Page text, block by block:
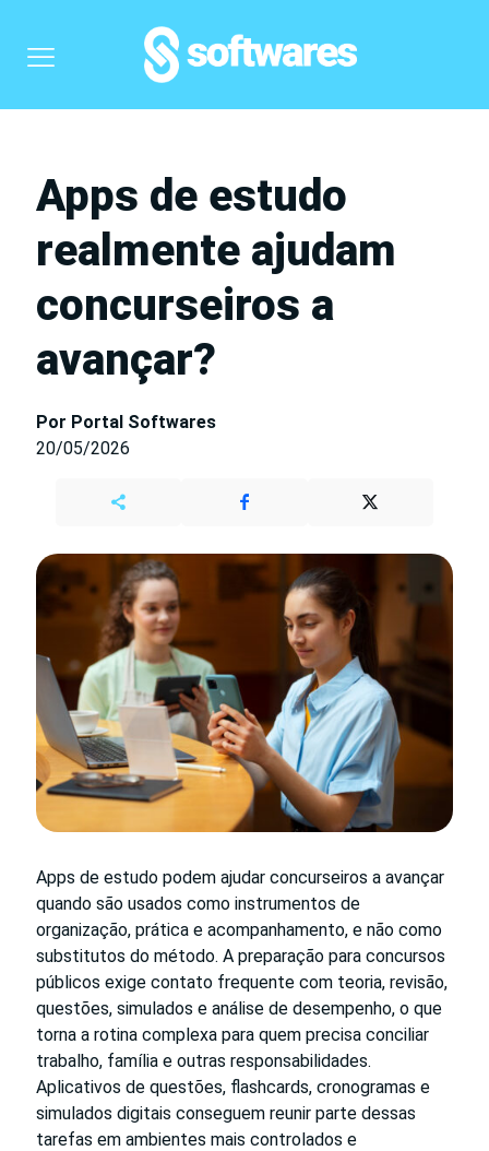
Apps de estudo
realmente ajudam
concurseiros a
avançar?
Por Portal Softwares
20/05/2026
Apps de estudo podem ajudar concurseiros a avançar
quando são usados como instrumentos de
organização, prática e acompanhamento, e não como
substitutos do método. A preparação para concursos
públicos exige contato frequente com teoria, revisão,
questões, simulados e análise de desempenho, o que
torna a rotina complexa para quem precisa conciliar
trabalho, família e outras responsabilidades.
Aplicativos de questões, flashcards, cronogramas e
simulados digitais conseguem reunir parte dessas
tarefas em ambientes mais controlados e